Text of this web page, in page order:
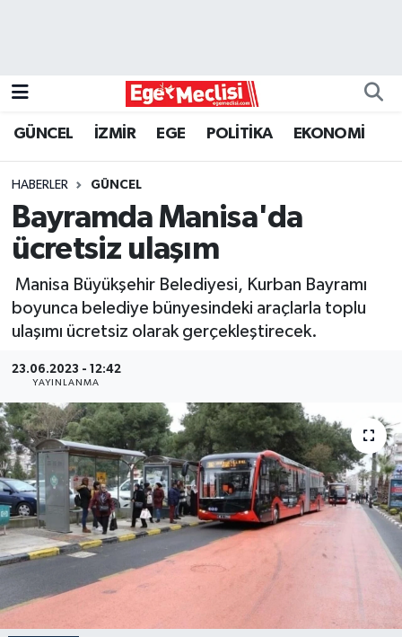
GÜNCEL İZMİR EGE POLİTİKA EKONOMİ
HABERLER GÜNCEL
Bayramda Manisa'da
ücretsiz ulaşım
Manisa Büyükşehir Belediyesi, Kurban Bayramı
boyunca belediye bünyesindeki araçlarla toplu
ulaşımı ücretsiz olarak gerçekleştirecek.
23.06.2023 - 12:42
YAYINLANMA
GÜNCEL
ÖZEL HABER
POLİTİKA
SPOR
YAŞAM